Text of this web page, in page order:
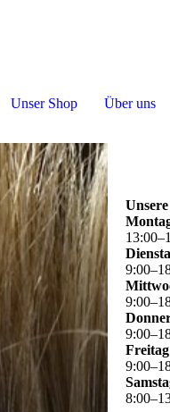
Unser Shop Über uns
13:00–
9:00–
9:00–
9:00–
Freitag
9:00–
8:00–